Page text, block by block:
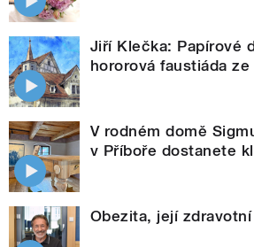
Jiří Klečka: Papírové
hororová faustiáda
V rodném domě
v Příboře dostanete
Obezita, její